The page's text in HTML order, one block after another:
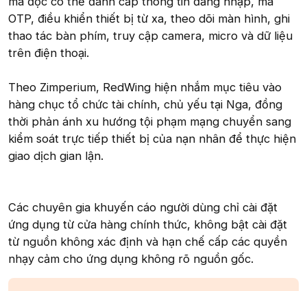
OTP, điều khiển thiết bị từ xa, theo dõi màn hình, ghi
thao tác bàn phím, truy cập camera, micro và dữ liệu
trên điện thoại.
Theo Zimperium, RedWing hiện nhắm mục tiêu vào
hàng chục tổ chức tài chính, chủ yếu tại Nga, đồng
thời phản ánh xu hướng tội phạm mạng chuyển sang
kiểm soát trực tiếp thiết bị của nạn nhân để thực hiện
giao dịch gian lận.
Các chuyên gia khuyến cáo người dùng chỉ cài đặt
ứng dụng từ cửa hàng chính thức, không bật cài đặt
từ nguồn không xác định và hạn chế cấp các quyền
nhạy cảm cho ứng dụng không rõ nguồn gốc.